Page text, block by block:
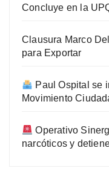
Concluye en la
Clausura Marco
para Exportar
Paul Ospital se
Movimiento
Operativo
narcóticos y